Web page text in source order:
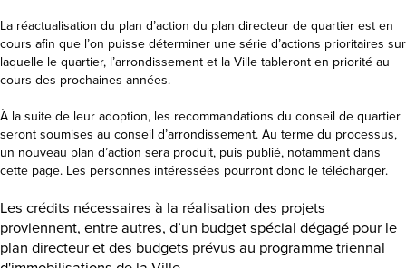
La réactualisation du plan d’action du plan directeur de quartier est en
cours afin que l’on puisse déterminer une série d’actions prioritaires sur
laquelle le quartier, l’arrondissement et la Ville tableront en priorité au
cours des prochaines années.
À la suite de leur adoption, les recommandations du conseil de quartier
seront soumises au conseil d’arrondissement. Au terme du processus,
un nouveau plan d’action sera produit, puis publié, notamment dans
cette page. Les personnes intéressées pourront donc le télécharger.
Les crédits nécessaires à la réalisation des projets
proviennent, entre autres, d’un budget spécial dégagé pour le
plan directeur et des budgets prévus au programme triennal